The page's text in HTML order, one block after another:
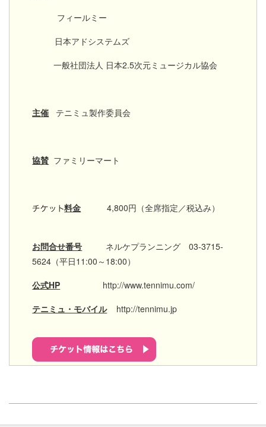
フィールミー
日本アドシステムズ
一般社団法人 日本2.5次元ミュージカル協会
主催 テニミュ製作委員会
協賛 ファミリーマート
料金 4,800円（全席指定／税込み）
お問合せ番号 ネルケプランニング 03-3715-
5624（平日11:00～18:00）
公式HP http://www.tennimu.com/
テニミュ・モバイルhttp://tennimu.jp